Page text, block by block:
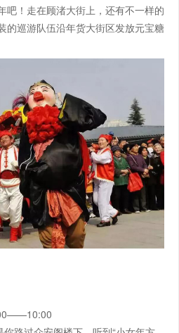
吧！走在顾渚大街上，还有不一样的
的巡游队伍沿年货大街区发放元宝糖